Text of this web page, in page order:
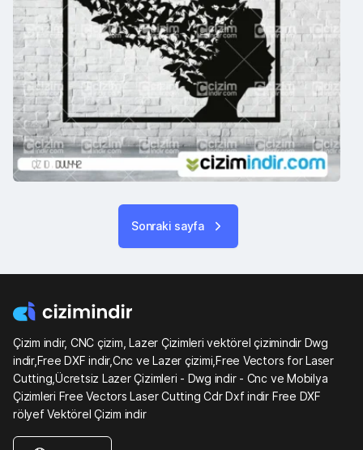
Sonraki sayfa
Çizim indir, CNC çizim, Lazer Çizimleri vektörel çizimindir Dwg
indir,Free DXF indir,Cnc ve Lazer çizimi,Free Vectors for Laser
Cutting,Ücretsiz Lazer Çizimleri - Dwg indir - Cnc ve Mobilya
Çizimleri Free Vectors Laser Cutting Cdr Dxf indir Free DXF
rölyef Vektörel Çizim indir